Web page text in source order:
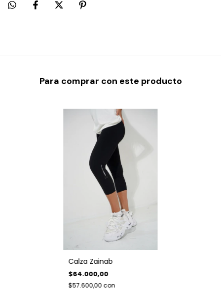
Para comprar con este producto
Calza Zainab
$64.000,00
$57.600,00 con